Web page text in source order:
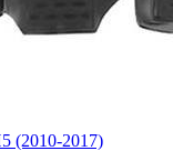
(2010-2017)